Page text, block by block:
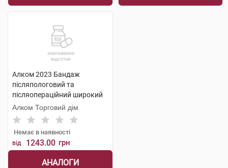
Алком 2023 Бандаж
післяпологовий та
післяопераційний широкий
розмір 5 1 шт
Алком Торговий дім
Немає в наявності
від 1243.00 грн
АНАЛОГИ